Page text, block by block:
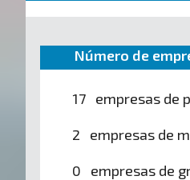
Número de
17 empresas de
2 empresas de
0 empresas de